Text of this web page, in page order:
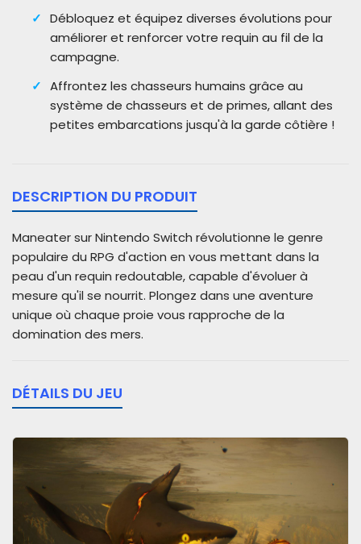
Débloquez et équipez diverses évolutions pour
améliorer et renforcer votre requin au fil de la
campagne.
Affrontez les chasseurs humains grâce au
système de chasseurs et de primes, allant des
petites embarcations jusqu'à la garde côtière !
DESCRIPTION DU PRODUIT
Maneater sur Nintendo Switch révolutionne le genre
populaire du RPG d'action en vous mettant dans la
peau d'un requin redoutable, capable d'évoluer à
mesure qu'il se nourrit. Plongez dans une aventure
unique où chaque proie vous rapproche de la
domination des mers.
DÉTAILS DU JEU